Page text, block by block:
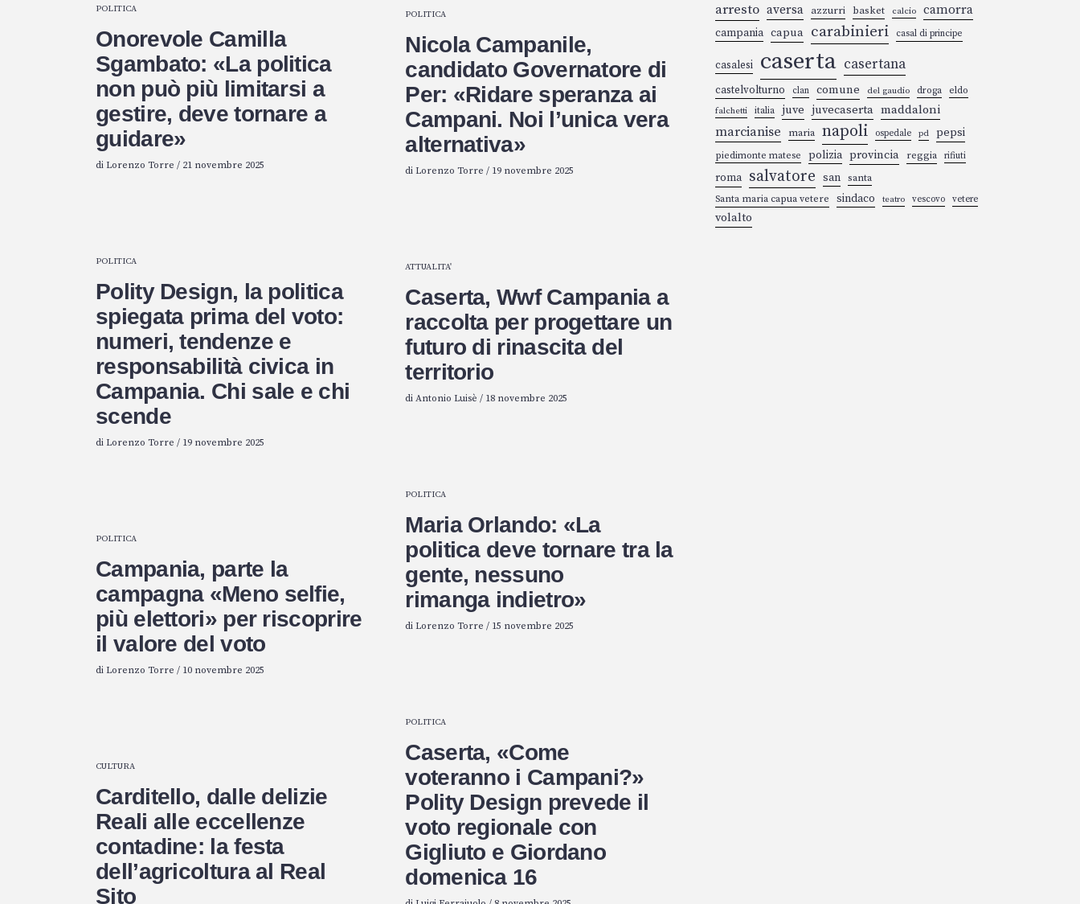
POLITICA
Onorevole Camilla
Sgambato: «La politica
non può più limitarsi a
gestire, deve tornare a
guidare»
di Lorenzo Torre / 21 novembre 2025
POLITICA
Nicola Campanile,
candidato Governatore di
Per: «Ridare speranza ai
Campani. Noi l’unica vera
alternativa»
diLorenzo Torre / 19 novembre 2025
POLITICA
Polity Design, la politica
spiegata prima del voto:
numeri, tendenze e
responsabilità civica in
Campania. Chi sale e chi
scende
di Lorenzo Torre / 19 novembre 2025
ATTUALITA'
Caserta, Wwf Campania a
raccolta per progettare un
futuro di rinascita del
territorio
diAntonio Luisè / 18 novembre 2025
POLITICA
Maria Orlando: «La
politica deve tornare tra la
gente, nessuno
rimanga indietro»
diLorenzo Torre / 15 novembre 2025
POLITICA
Campania, parte la
campagna «Meno selfie,
più elettori» per riscoprire
il valore del voto
di Lorenzo Torre / 10 novembre 2025
POLITICA
Caserta, «Come
voteranno i Campani?»
Polity Design prevede il
voto regionale con
Gigliuto e Giordano
domenica 16
CULTURA
Carditello, dalle delizie
Reali alle eccellenze
contadine: la festa
dell’agricoltura al Real
Sito
arresto aversa azzurri basket calcio camorra
campania capua carabinieri casal di principe
casalesi caserta casertana
castelvolturno clan comune del gaudio droga eldo
falchetti italia juve juvecaserta maddaloni
marcianise maria napoli ospedale pd pepsi
piedimonte matese polizia provincia reggia rifiuti
roma salvatore san santa
Santa maria capua vetere sindaco teatro vescovo vetere
volalto